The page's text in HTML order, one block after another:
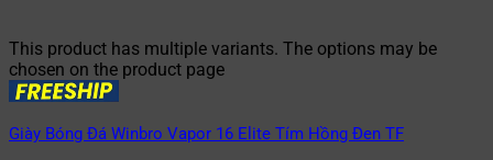
This product has multiple variants. The options may be
chosen on the product page
Giày Bóng Đá Winbro Vapor 16 Elite Tím Hồng Đen TF